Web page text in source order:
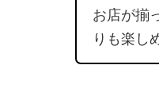
お店が揃
りも楽し